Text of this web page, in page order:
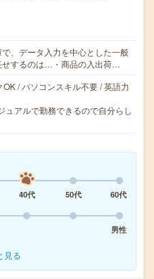
、データ入力を中心とした一般
せするのは…・商品の入出荷…
/ パソコンスキル不要 / 英語力
ュアルで勤務できるので自分らし
40代 50代
60代
男性
見る